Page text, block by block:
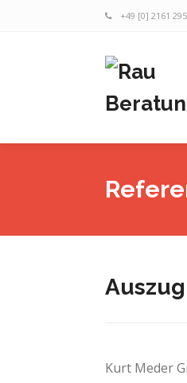
+49 [0] 2161
Kurt Meder